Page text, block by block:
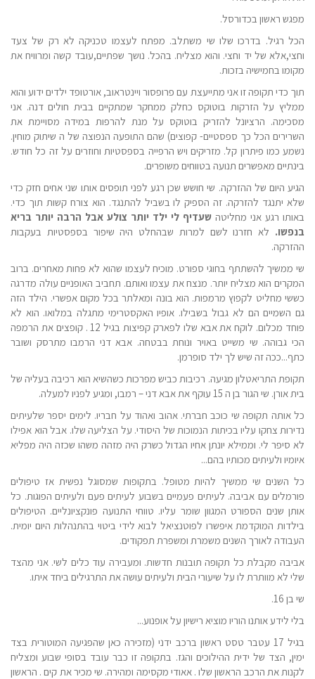
מפגש ראשון בכדורסל.
הכל רגיל. בדרכו שלו שי משתלב. מפתח לעצמו טכניקה לא רק של צעד
וחצי,אלא של יד וחצי. והוא מצליח. בהכל. נושך שפתיים,עובד קשה ומרוויח את
מקומו בחמישיה בזכות.
תוך כדי תקופה זו אני מתייעצת עם פרופסור ויינטראוב, אורטופד ילדים ידוע והוא
ממליץ על הזרקות בוטוקס כחלק ממחקר שמתקיים בבית חולים דנה. אני
מסכימה. הרציונל להזריק בוטוקס על מנת להרפות במידה מסויימת את
השרירים הכל כך ספסטיים- קפוצים) שהם התופעה הנפוצה של ה שיתוק מוחין.
נשמע כמו פיתרון קל. מזריקים ויש הרפייה בספסטיות וחוזרים על זה כל חודש.
בינתיים מאפשרים תנועה בטווחים משופרים.
הגיע היום של ההזרקה. שי חושש שכן רגע לפני תופסים אותו שני אחים חזק כדי
שלא יתנגד להזרקה. זה הספיק לו בשביל להתנגד. הוא צורח קשות תוך כדי.
באותו רגע אני מחליטה שעדיף לי ילד יותר צולע אבל הרבה יותר בריא
בנפשו. לא חזרנו לשם למרות שבהחלט היה שיפור בספסטיות בעקבות
ההזרקה.
שי ממשיך להשתתף בחוגי ספורט. מוכיח לעצמו שהוא לא פחות מאחרים. ברוב
המקרים הוא מצליח יותר. מנצח את עצמו ואותם. תחביב האופניים עולה מדרגה
כששי מחליט לקפוץ מרמפות. הוא בונה ומאלתר בכל מקום אפשרי. הילד הזה
גם השמיים הם לא גבול בשבילו. אופיו האקסטרימי מתגלה במלואו. הוא לא
פוחד מכלום. לוקח את אבא שלו לפארק קפיצות בגיל 12 . קופצים את הרמפה
הכי גבוהה. שי משייט באויר ונוחת בבטחה. אבא דני הרמבו מתרסק ושובר
כתף...ככה זה שיש לך ילד סופרמן.
תקופת התריאטלון מגיעה. רכיבות כביש מפרכות כשהשיא הוא רכיבה בעליה של
בית אורן. שי הגור בן ה 15 עוקף את אבא דני – רמבו, ומגיע לפניו למעלה.
כל אותה תקופה שי כוכב חברתי. אהוב ואהוד על חבריו. לימים יספר שלעיתים
נדירות צחקו עליו בכיתות הנמוכות של היסודי. על הצליעה שלו. אבל הוא אפילו
לא סיפר לי. וממילא יונתן אחיו הגדול כשרק היה מזהה משהו שכזה היה מפליא
איומיו ולעיתים מכותיו בהם...
כל השנים שי ממשיך להיות מטופל. בתקופות שמסוגל נפשית אז טיפולים
פורמלים עם אביבה. לעיתים פעמיים בשבוע לעיתים פעם ולעיתים הפוגות. כל
אותן שנים הספורט המגוון שומר עליו. טווחי התנועה פונקציונליים. הטיפולים
בילדות המוקדמת איפשרו לפוטנציאל לבוא לידי ביטוי בהתנהלות היום יומית.
העבודה לאורך השנים משמרת ומשפרת תפקודים.
אביבה מקבלת כל תקופה תובנות חדשות. ומעבירה עוד כלים לשי. אני מהצד
שלי לא מוותרת לו על שיעורי הבית ולעיתים עושה את התרגילים ביחד איתו.
שי בן 16.
בלי לידע אותנו הוריו מוציא רישיון על אופנוע...
בגיל 17 עטבר טסט ראשון ברכב ידני (מזכירה כאן שהפגיעה המוטורית בצד
ימין, הצד של ידית ההילוכים והגז. בתקופה זו כבר עובד בסופי שבוע ומצליח
לקנות את הרכב הראשון שלו . אאודי מקסימה ומהירה. שי מכיר את קים . הראשון